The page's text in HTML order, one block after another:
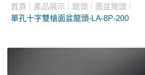
首頁 產品展示 龍頭
面盆龍頭
單孔十字雙槍面盆龍頭-LA-8P-200